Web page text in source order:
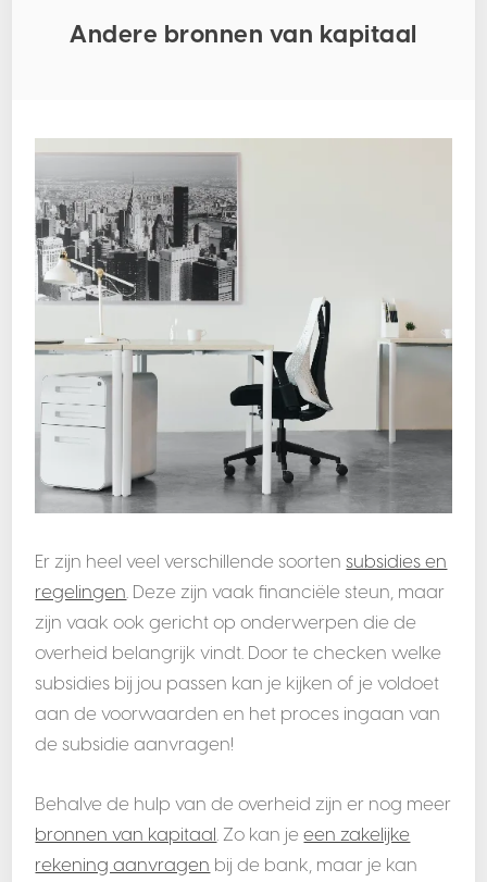
Andere bronnen van kapitaal
Er zijn heel veel verschillende soorten subsidies en
regelingen . Deze zijn vaak financiële steun, maar
zijn vaak ook gericht op onderwerpen die de
overheid belangrijk vindt. Door te checken welke
subsidies bij jou passen kan je kijken of je voldoet
aan de voorwaarden en het proces ingaan van
de subsidie aanvragen!
Behalve de hulp van de overheid zijn er nog meer
bronnen van kapitaal . Zo kan jeeen zakelijke
rekening aanvragen bij de bank, maar je kan